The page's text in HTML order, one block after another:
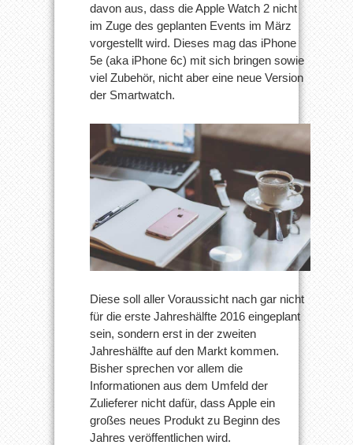
davon aus, dass die Apple Watch 2 nicht
im Zuge des geplanten Events im März
vorgestellt wird. Dieses mag das iPhone
5e (aka iPhone 6c) mit sich bringen sowie
viel Zubehör, nicht aber eine neue Version
der Smartwatch.
Diese soll aller Voraussicht nach gar nicht
für die erste Jahreshälfte 2016 eingeplant
sein, sondern erst in der zweiten
Jahreshälfte auf den Markt kommen.
Bisher sprechen vor allem die
Informationen aus dem Umfeld der
Zulieferer nicht dafür, dass Apple ein
großes neues Produkt zu Beginn des
Jahres veröffentlichen wird.